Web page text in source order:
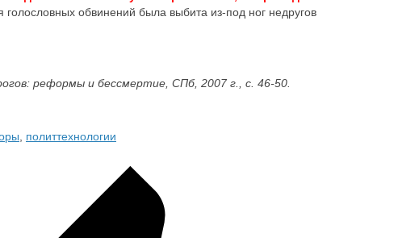
голословных обвинений была выбита из-под ног недругов
реформы и бессмертие, СПб, 2007 г., с. 46-50.
политтехнологии